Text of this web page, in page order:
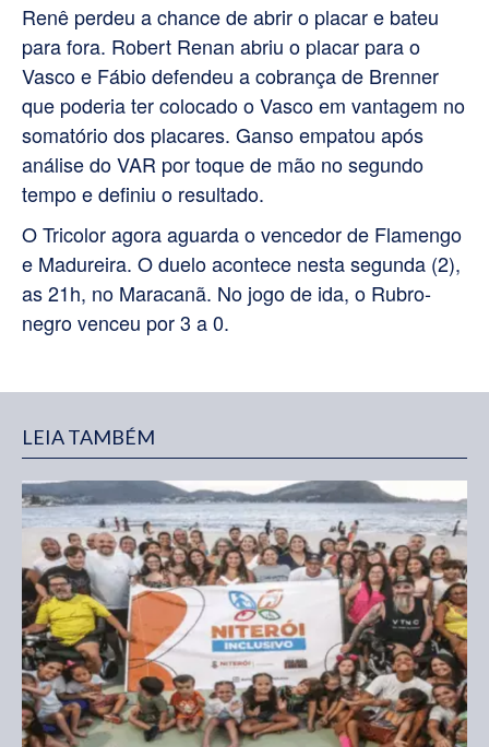
Renê perdeu a chance de abrir o placar e bateu
para fora. Robert Renan abriu o placar para o
Vasco e Fábio defendeu a cobrança de Brenner
que poderia ter colocado o Vasco em vantagem no
somatório dos placares. Ganso empatou após
análise do VAR por toque de mão no segundo
tempo e definiu o resultado.
O Tricolor agora aguarda o vencedor de Flamengo
e Madureira. O duelo acontece nesta segunda (2),
as 21h, no Maracanã. No jogo de ida, o Rubro-
negro venceu por 3 a 0.
LEIA TAMBÉM